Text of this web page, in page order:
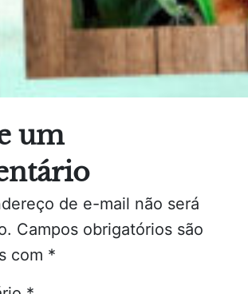
um
de e-mail não será
Campos obrigatórios são
com *